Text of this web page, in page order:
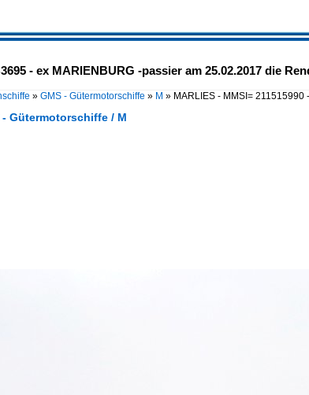
- ex MARIENBURG -passier am 25.02.2017 die
» GMS - Gütermotorschiffe » M » MARLIES - MMSI=
Gütermotorschiffe / M